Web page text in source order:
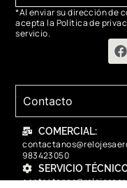
*Al enviar su dirección de
acepta la Política de
servicio.
Contacto
COMERCIAL:
983423050
SERVICIO